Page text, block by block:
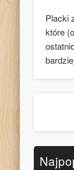
Placki
które